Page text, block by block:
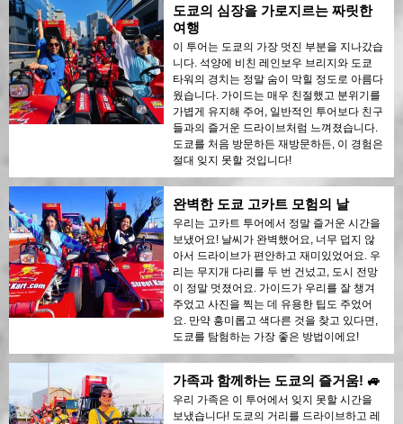
도쿄의 심장을 가로지르는 짜릿한
여행
이 투어는 도쿄의 가장 멋진 부분을 지나갔습
니다. 석양에 비친 레인보우 브리지와 도쿄
타워의 경치는 정말 숨이 막힐 정도로 아름다
웠습니다. 가이드는 매우 친절했고 분위기를
가볍게 유지해 주어, 일반적인 투어보다 친구
들과의 즐거운 드라이브처럼 느껴졌습니다.
도쿄를 처음 방문하든 재방문하든, 이 경험은
절대 잊지 못할 것입니다!
완벽한 도쿄 고카트 모험의 날
우리는 고카트 투어에서 정말 즐거운 시간을
보냈어요! 날씨가 완벽했어요, 너무 덥지 않
아서 드라이브가 편안하고 재미있었어요. 우
리는 무지개 다리를 두 번 건넜고, 도시 전망
이 정말 멋졌어요. 가이드가 우리를 잘 챙겨
주었고 사진을 찍는 데 유용한 팁도 주었어
요. 만약 흥미롭고 색다른 것을 찾고 있다면,
도쿄를 탐험하는 가장 좋은 방법이에요!
가족과 함께하는 도쿄의 즐거움! 🚙
우리 가족은 이 투어에서 잊지 못할 시간을
보냈습니다! 도쿄의 거리를 드라이브하고 레